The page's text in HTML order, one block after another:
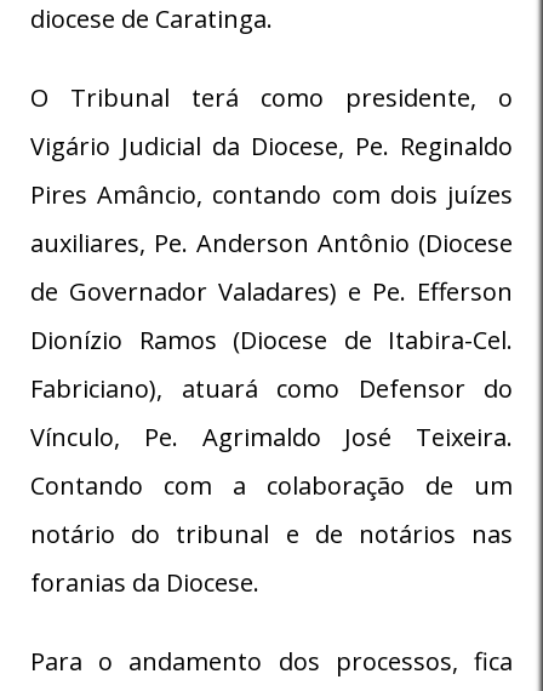
diocese de Caratinga.
O Tribunal terá como presidente, o
Vigário Judicial da Diocese, Pe. Reginaldo
Pires Amâncio, contando com dois juízes
auxiliares, Pe. Anderson Antônio (Diocese
de Governador Valadares) e Pe. Efferson
Dionízio Ramos (Diocese de Itabira-Cel.
Fabriciano), atuará como Defensor do
Vínculo, Pe. Agrimaldo José Teixeira.
Contando com a colaboração de um
notário do tribunal e de notários nas
foranias da Diocese.
Para o andamento dos processos, fica